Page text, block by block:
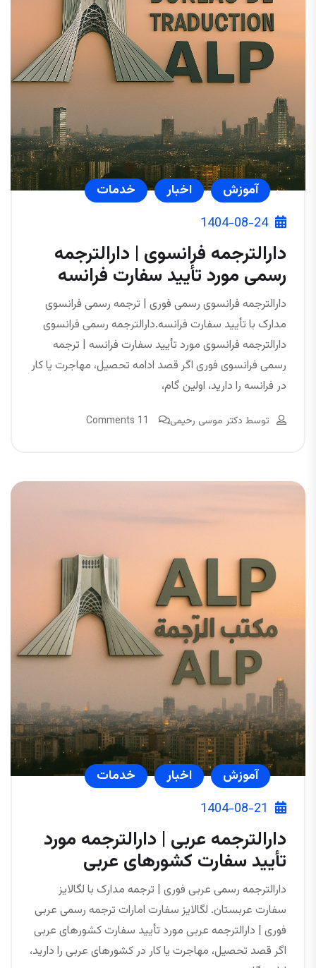
آموزش اخبار
خدمات
1404-08-24
دارالترجمه فرانسوی | دارالترجمه
رسمی مورد تأیید سفارت فرانسه
دارالترجمه فرانسوی رسمی فوری | ترجمه رسمی فرانسوی
مدارک با تأیید سفارت فرانسه.دارالترجمه رسمی فرانسوی
دارالترجمه فرانسوی مورد تأیید سفارت فرانسه | ترجمه
رسمی فرانسوی فوری اگر قصد ادامه تحصیل، مهاجرت یا کار
در فرانسه را دارید، اولین گام،
توسط دکتر موسی رحیمی 11 Comments
آموزش اخبار
خدمات
1404-08-21
دارالترجمه عربی | دارالترجمه مورد
تأیید سفارت کشورهای عربی
دارالترجمه رسمی عربی فوری | ترجمه مدارک با لگالایز
سفارت عربستان. لگالایز سفارت امارات ترجمه رسمی عربی
فوری | دارالترجمه عربی مورد تأیید سفارت کشورهای عربی
اگر قصد تحصیل، مهاجرت یا کار در کشورهای عربی را دارید،